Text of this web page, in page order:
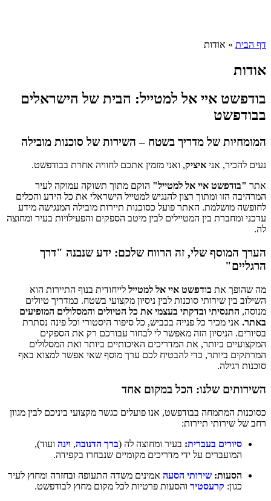
דף הבית » אודות
אודות
בודפשט איי אל למטייל: הבית של הישראלים
בבודפשט
המומחיות של מדריך בשטח – השירות של סוכנות מובילה
נעים להכיר, אני איציק, ואני מזמין אתכם לחוויה אחרת בבודפשט.
אתר "בודפשט איי אל למטייל" הוקם מתוך תשוקה עמוקה לעיר
המרהיבה הזו ומתוך רצון להנגיש למטייל הישראלי את כל הידע והכלים
לחופשה מושלמת. האתר פועל כסוכנות תיירות מובילה המנגישה מידע
עדכני ומחברת בין המטיילים לבין מיטב הספקים והפעילויות בעיר ומחוצה
לה.
הערך המוסף שלי, זה הרווח שלכם: ידע שנבנה "דרך
הרגליים"
מה שהופך את בודפשט איי אל למטייל לייחודית בנוף התיירות הוא
השילוב בין שירותי סוכנות לבין ניסיון מקצועי בשטח. כמדריך טיולים
מנוסה, התנסיתי ובדקתי בעצמי את כל הטיולים והמסלולים המופיעים
באתר. אני מכיר כל פנייה בכביש, כל סיפור היסטורי וכל פינה נסתרת
בסיורים. הניסיון הזה מאפשר לי לבחור עבורכם רק את הספקים
המקצועיים ביותר, את המדריכים האיכותיים ביותר ואת המסלולים
המרתקים ביותר, כדי להבטיח לכם ערך מוסף שאי אפשר למצוא באף
סוכנות רגילה.
השירותים שלנו: הכל במקום אחד
כסוכנות המתמחה בבודפשט, אנו פועלים כגשר מקצועי ביניכם לבין מגוון
רחב של שירותי תיירות:
סיורים בעברית: בעיר ומחוצה לה (ברך הדנובה, וינה ועוד),
המועברים על ידי מדריכים מקומיים שנבחרו בקפידה.
הסעות: שירותי הסעה אמינים משדה התעופה ובחזרה ומחוץ לעיר
כגון: קרעסטיר והסעות פרטיות לכל מקום מחוץ לבודפשט.